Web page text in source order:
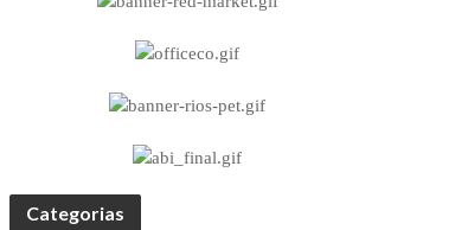
Categorias